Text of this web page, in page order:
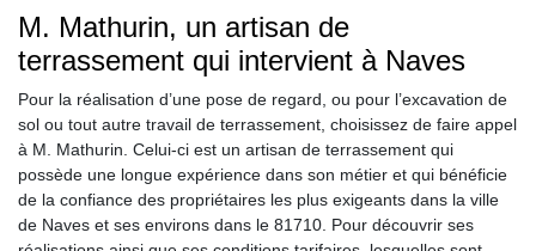
M. Mathurin, un artisan de
terrassement qui intervient à Naves
Pour la réalisation d’une pose de regard, ou pour l’excavation de
sol ou tout autre travail de terrassement, choisissez de faire appel
à M. Mathurin. Celui-ci est un artisan de terrassement qui
possède une longue expérience dans son métier et qui bénéficie
de la confiance des propriétaires les plus exigeants dans la ville
de Naves et ses environs dans le 81710. Pour découvrir ses